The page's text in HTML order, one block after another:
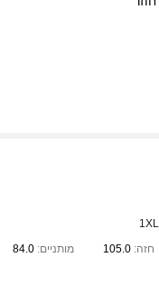
1XL
חזה:105.0 מותניים: 84.0